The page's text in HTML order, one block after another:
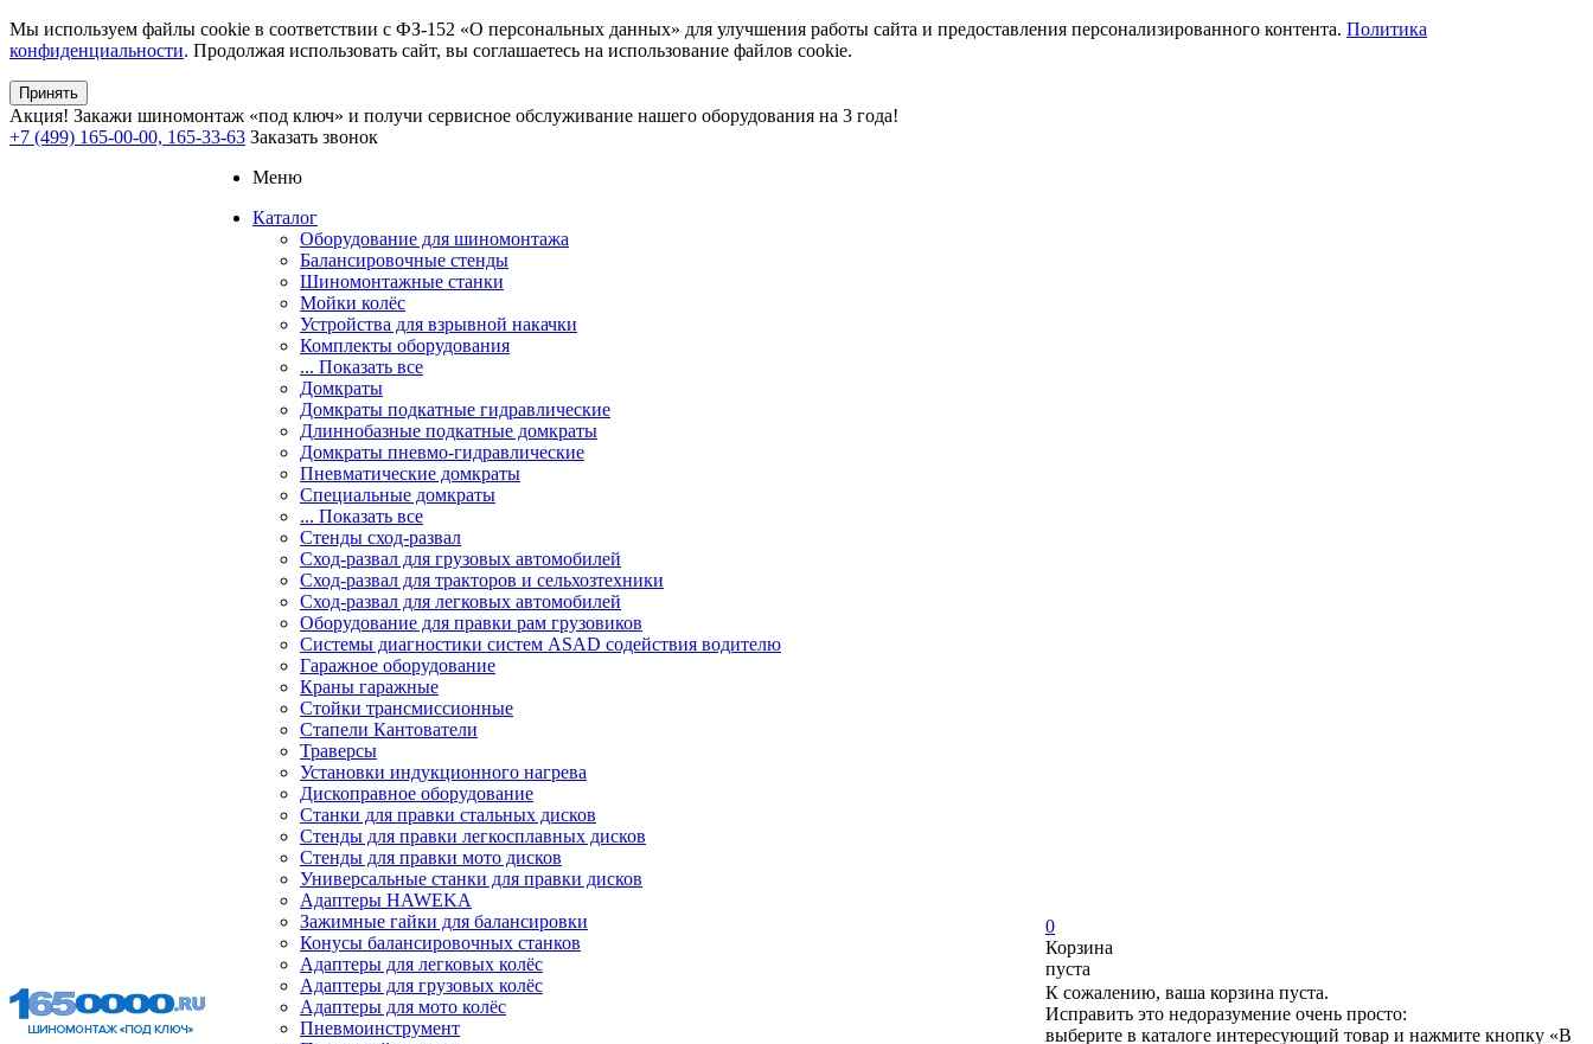
Мы используем файлы cookie в соответствии с ФЗ-152 «О персональных данных» для улучшения работы сайта и предоставления персонализированного контента. Политика
конфиденциальности. Продолжая использовать сайт, вы соглашаетесь на использование файлов cookie.
Принять
Акция! Закажи шиномонтаж «под ключ» и получи сервисное обслуживание нашего оборудования на 3 года!
+7 (499) 165-00-00, 165-33-63 Заказать звонок
Меню
Каталог
Оборудование для шиномонтажа
Балансировочные стенды
Шиномонтажные станки
Мойки колёс
Устройства для взрывной накачки
Комплекты оборудования
... Показать все
Домкраты
Домкраты подкатные гидравлические
Длиннобазные подкатные домкраты
Домкраты пневмо-гидравлические
Пневматические домкраты
Специальные домкраты
... Показать все
Стенды сход-развал
Сход-развал для грузовых автомобилей
Сход-развал для тракторов и сельхозтехники
Сход-развал для легковых автомобилей
Оборудование для правки рам грузовиков
Системы диагностики систем ASAD содействия водителю
Гаражное оборудование
Краны гаражные
Стойки трансмиссионные
Стапели Кантователи
Траверсы
Установки индукционного нагрева
Дископравное оборудование
Станки для правки стальных дисков
Стенды для правки легкосплавных дисков
Стенды для правки мото дисков
Универсальные станки для правки дисков
Адаптеры HAWEKA
Зажимные гайки для балансировки
Конусы балансировочных станков
Адаптеры для легковых колёс
Адаптеры для грузовых колёс
Адаптеры для мото колёс
Пневмоинструмент
0
Корзина
пуста
К сожалению, ваша корзина пуста.
Исправить это недоразумение очень просто:
выберите в каталоге интересующий товар и нажмите кнопку «В